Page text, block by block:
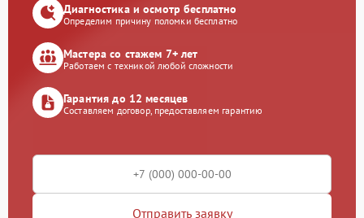
Диагностика и осмотр бесплатно
Определим причину поломки бесплатно
Мастера со стажем 7+ лет
Работаем с техникой любой сложности
Гарантия до 12 месяцев
Составляем договор, предоставляем гарантию
Отправить заявку